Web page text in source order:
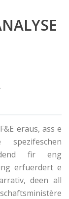
eraus, ass e
fir eng
erfuerdert e
deen all